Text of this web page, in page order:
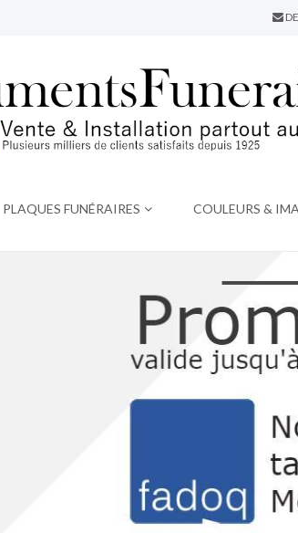
PLAQUES FUNÉRAIRES COULEURS &